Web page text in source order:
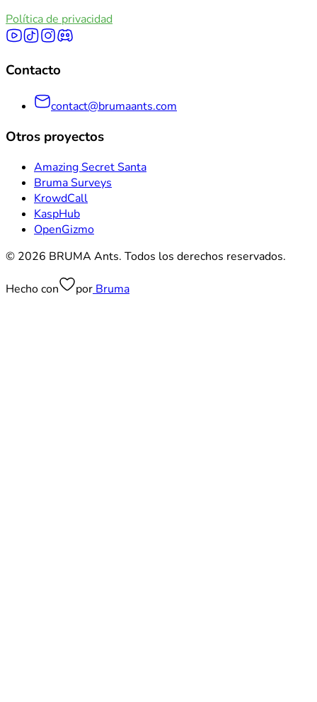
Política de privacidad
Contacto
contact@brumaants.com
Otros proyectos
Amazing Secret Santa
Bruma Surveys
KrowdCall
KaspHub
OpenGizmo
© 2026 BRUMA Ants. Todos los derechos reservados.
Hecho con por Bruma